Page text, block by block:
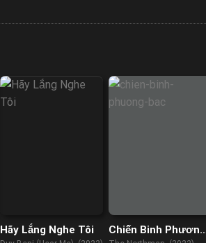
Hãy Lắng Nghe Tôi
Chiến Binh Phương